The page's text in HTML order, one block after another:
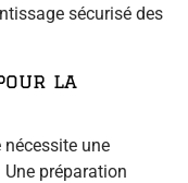
sécurisé des
la
une
préparation